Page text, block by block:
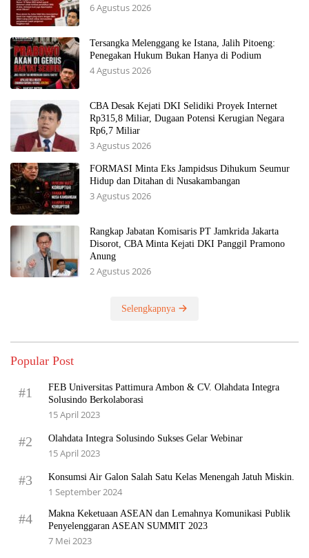
6 Agustus 2026
Tersangka Melenggang ke Istana, Jalih Pitoeng:
Penegakan Hukum Bukan Hanya di Podium
4 Agustus 2026
CBA Desak Kejati DKI Selidiki Proyek Internet
Rp315,8 Miliar, Dugaan Potensi Kerugian Negara
Rp6,7 Miliar
3 Agustus 2026
FORMASI Minta Eks Jampidsus Dihukum Seumur
Hidup dan Ditahan di Nusakambangan
3 Agustus 2026
Rangkap Jabatan Komisaris PT Jamkrida Jakarta
Disorot, CBA Minta Kejati DKI Panggil Pramono
Anung
2 Agustus 2026
Selengkapnya
Popular Post
#1
FEB Universitas Pattimura Ambon & CV. Olahdata Integra
Solusindo Berkolaborasi
15 April 2023
#2 Olahdata Integra Solusindo Sukses Gelar Webinar
15 April 2023
#3 Konsumsi Air Galon Salah Satu Kelas Menengah Jatuh Miskin.
1 September 2024
#4
Makna Keketuaan ASEAN dan Lemahnya Komunikasi Publik
Penyelenggaran ASEAN SUMMIT 2023
7 Mei 2023